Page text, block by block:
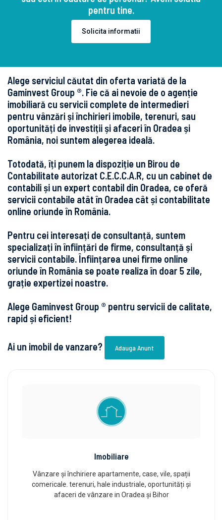
pentru tine.
Solicita informatii
Alege serviciul căutat din oferta variată de la
Gaminvest Group ®. Fie că ai nevoie de o agenție
imobiliară cu servicii complete de intermedieri
pentru vânzări și închirieri imobile, terenuri, sau
oportunități de investiții și afaceri în Oradea și
România, noi suntem alegerea ideală.
Totodată, îți punem la dispoziție un Birou de
Contabilitate autorizat C.E.C.C.A.R, cu un cabinet de
contabili și un expert contabil din Oradea, ce oferă
servicii contabile atât în Oradea cât și contabilitate
online oriunde în România.
Pentru cei interesați de consultanță, suntem
specializați în înființări de firme, consultanță și
servicii contabile. Înființarea unei firme online
oriunde în România se poate realiza în doar 5 zile,
grație expertizei noastre.
Alege Gaminvest Group ® pentru servicii de calitate,
rapid și eficient!
Ai un imobil de vanzare? Adauga Anunt
Imobiliare
Vânzare și închiriere apartamente, case, vile, spații
comericale. terenuri, hale industriale, oportunități și
afaceri de vânzare in Oradea și Bihor